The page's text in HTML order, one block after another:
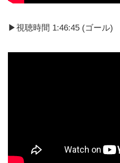
▶視聴時間 1:46:45 (ゴール)